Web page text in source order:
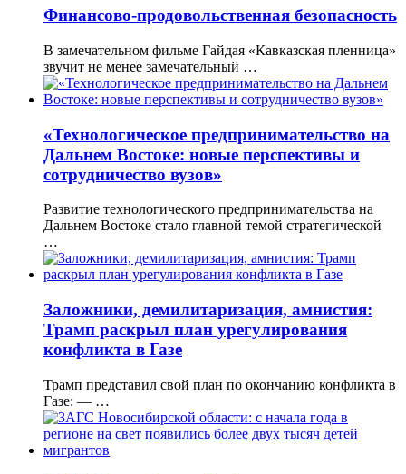
Финансово-продовольственная безопасность
В замечательном фильме Гайдая «Кавказская пленница»
звучит не менее замечательный …
«Технологическое предпринимательство на
Дальнем Востоке: новые перспективы и
сотрудничество вузов»
Развитие технологического предпринимательства на
Дальнем Востоке стало главной темой стратегической
…
Заложники, демилитаризация, амнистия:
Трамп раскрыл план урегулирования
конфликта в Газе
Трамп представил свой план по окончанию конфликта в
Газе: — …